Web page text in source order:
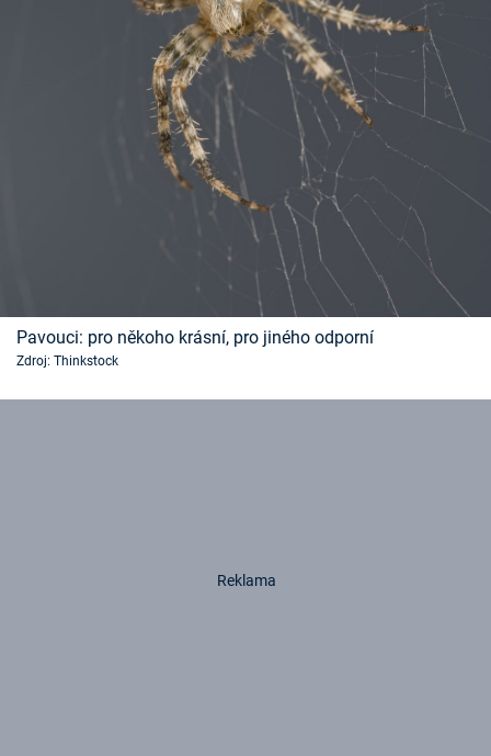
Pavouci: pro někoho krásní, pro jiného odporní
Zdroj: Thinkstock